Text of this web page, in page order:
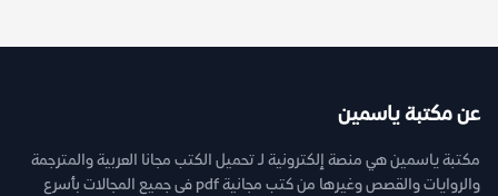
عن مكتبة ياسمين
مكتبة ياسمين هي منصة إلكترونية لـ تحميل الكتب مجانا العربية والمترجمة
والروايات والقصص وغيرها من كتب مجانية pdf فى جميع المجالات بأسرع